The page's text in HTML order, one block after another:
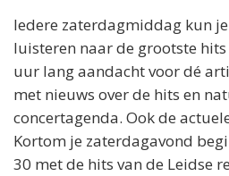
Iedere zaterdagmiddag kun
luisteren naar de grootste
uur lang aandacht voor dé
met nieuws over de hits en
concertagenda. Ook de
Kortom je zaterdagavond
30 met de hits van de Leidse